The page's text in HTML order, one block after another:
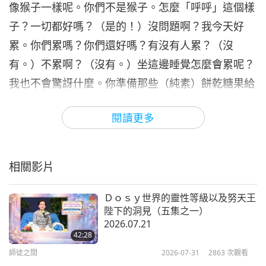
師徒之間 2024-05-06 5131次觀看
7
29:42
師父出生的瑞象（十集之七）
1995.01.02
師徒之間 2024-05-12 4656次觀看
師父出生的瑞象（十集之八）
1995.01.02
師徒之間
9
28:52
師父出生的瑞象（十集之九）
1995.01.02
師徒之間 2024-05-14 4320 次觀看
閱讀更多
像猴子一樣呢。你們不是猴子。怎麼「呼呼」這個樣
子？一切都好嗎？（是的！）沒問題啊？我今天好
累。你們累嗎？你們還好嗎？有沒有人累？（沒
有。）不累啊？（沒有。）坐這邊睡覺怎麼會累呢？
我也不會驚訝什麼。你準備那些（純素）餅乾糖果給
（不累。）可以繼續坐幾百年，就不會怎麼樣啊？然
我怎麼那麼累？
大家好像很…很喜歡新年啊，有嗎？（是的。）昨天
聽說那個好像幾萬人哪。好像最少一萬人哪，就集合
在總統府那邊旁邊啦，慶祝那個過年。我們這邊也有
慶祝啊，不過沒那麼多人啊。我們是逆流的一種人
相關影片
42:28
Ｄｏｓｙ世界的靈性等級以及努天王
陛下的洞見（五集之一）
2026.07.21
師徒之間 2026-07-31 2863 次觀看